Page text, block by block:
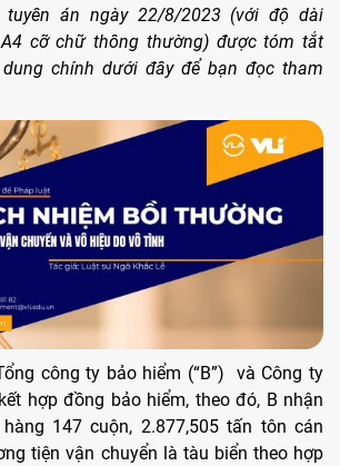
án ngày 22/8/2023 (với độ dài
cỡ chữ thông thường) được tóm tắt
chính dưới đây để bạn đọc tham
công ty bảo hiểm (“B”) và Công ty
hợp đồng bảo hiểm, theo đó, B nhận
147 cuộn, 2.877,505 tấn tôn cán
tiện vận chuyển là tàu biển theo hợp